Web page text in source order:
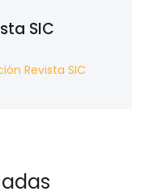
SIC
Revista SIC